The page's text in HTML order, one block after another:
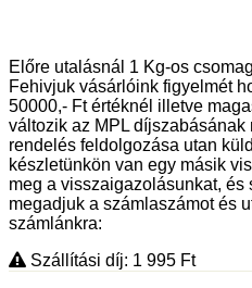
Előre utalásnál 1 Kg-os
Fehivjuk vásárlóink figyelmét
50000,- Ft értéknél illetve
változik az MPL
rendelés feldolgozása utan
készletünkön van egy másik
meg a visszaigazolásunkat,
megadjuk a számlaszámot és
számlánkra:
Szállítási díj: 1 995 Ft